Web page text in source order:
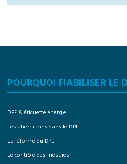
POURQUOI FIABILISER LE
DPE & étiquette énergie
Les aberrations dans le DPE
La réforme du DPE
Le contrôle des mesures